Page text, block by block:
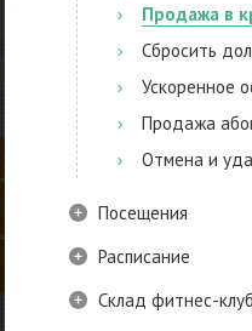
Продажа в
Сбросить
Ускоренное
Продажа
Отмена и
Посещения
Расписание
Склад фитнес-